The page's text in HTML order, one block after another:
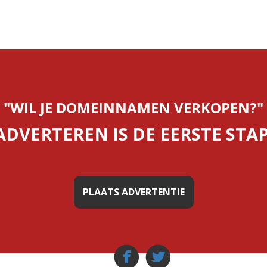
"WIL JE DOMEINNAMEN VERKOPEN?"
IS DE EERSTE
PLAATS ADVERTENTIE